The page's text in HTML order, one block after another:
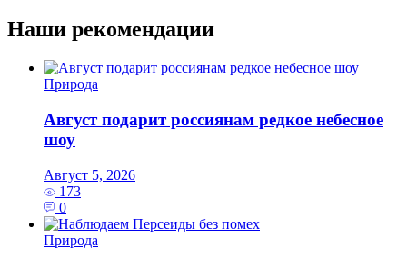
Наши рекомендации
Природа
Август подарит россиянам редкое небесное
шоу
Август 5, 2026
173
0
Природа